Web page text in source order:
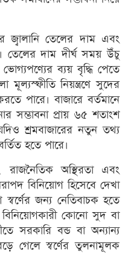
জ্বালানি তেলের দাম এবং
তেলের দাম দীর্ঘ সময় উঁচু
ব্যয় বৃদ্ধি পেতে
মূল্যস্ফীতি নিয়ন্ত্রণে সুদের
পারে। বাজারে বর্তমানে
সম্ভাবনা প্রায় ৬৫ শতাংশ
শ্রমবাজারের নতুন তথ্য
হতে পারে।
রাজনৈতিক অস্থিরতা এবং
বিনিয়োগ হিসেবে দেখা
জন্য নেতিবাচক হতে
বিনিয়োগকারী কোনো সুদ বা
সরকারি বন্ড বা অন্যান্য
গেলে স্বর্ণের তুলনামূলক